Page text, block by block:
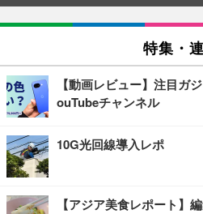
特集・
【動画レビュー】注目ガ
ouTubeチャンネル
10G光回線導入レポ
【アジア美食レポート】